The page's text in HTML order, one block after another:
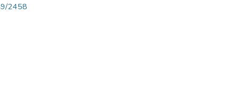
2458